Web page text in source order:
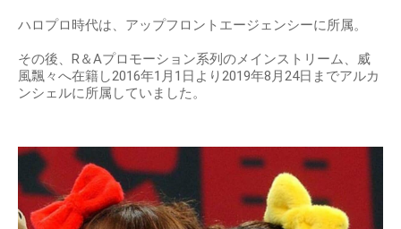
ハロプロ時代は、アップフロントエージェンシーに所属。
その後、R＆Aプロモーション系列のメインストリーム、威
風飄々へ在籍し2016年1月1日より2019年8月24日までアルカ
ンシェルに所属していました。